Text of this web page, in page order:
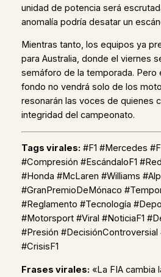
unidad de potencia será
anomalía podría desatar un
Mientras tanto, los equipos ya
para Australia, donde el viernes
semáforo de la temporada. Pero
fondo no vendrá solo de los
resonarán las voces de quienes
integridad del campeonato.
Tags virales: #F1 #Mercedes
#Compresión #EscándaloF1
#Honda #McLaren #Williams
#GranPremioDeMónaco
#Reglamento #Tecnología
#Motorsport #Viral #NoticiaF1
#Presión #DecisiónControversial
#CrisisF1
Frases virales: «La FIA cambia